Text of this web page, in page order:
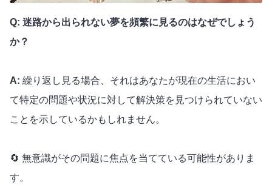
Q: 迷路から出られない夢を頻繁に見るのはなぜでしょう
か？
A: 繰り返し見る場合、それはあなたが現在の生活におい
て特定の問題や状況に対して解決策を見つけられていない
ことを示しているかもしれません。
🔄 無意識がその問題に焦点を当てている可能性がありま
す。